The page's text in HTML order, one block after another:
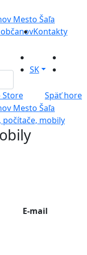
Kontakty
SK
Store Späť hore
počítače, mobily
E-mail